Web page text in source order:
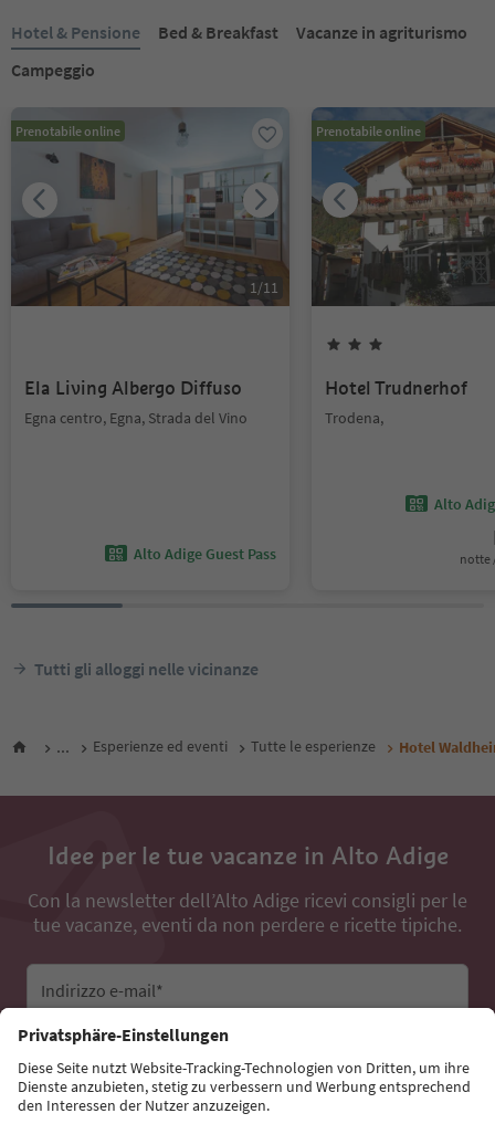
Hotel & Pensione Bed & Breakfast
Vacanze in agriturismo
Campeggio
Prenotabile online
1/11
Ela Living Albergo Diffuso
Egna centro, Egna, Strada del Vino
Alto Adige Guest Pass
Prenotabile online
Hotel Trudnerhof
Trodena,
Alto
notte
Tutti gli alloggi nelle vicinanze
... Esperienze ed eventi Tutte le esperienze Hotel
Idee per le tue vacanze in Alto Adige
Con la newsletter dell’Alto Adige ricevi consigli per le
tue vacanze, eventi da non perdere e ricette tipiche.
Indirizzo e-mail*
Iscriviti alla newsletter